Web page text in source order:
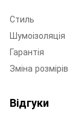
Стиль
Шумоізоляція
Гарантія
Зміна розмірів
Відгуки